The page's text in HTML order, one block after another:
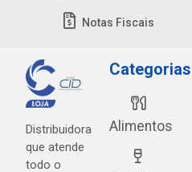
Notas Fiscais
Distribuidora
que atende
todo o
Categorias
Alimentos